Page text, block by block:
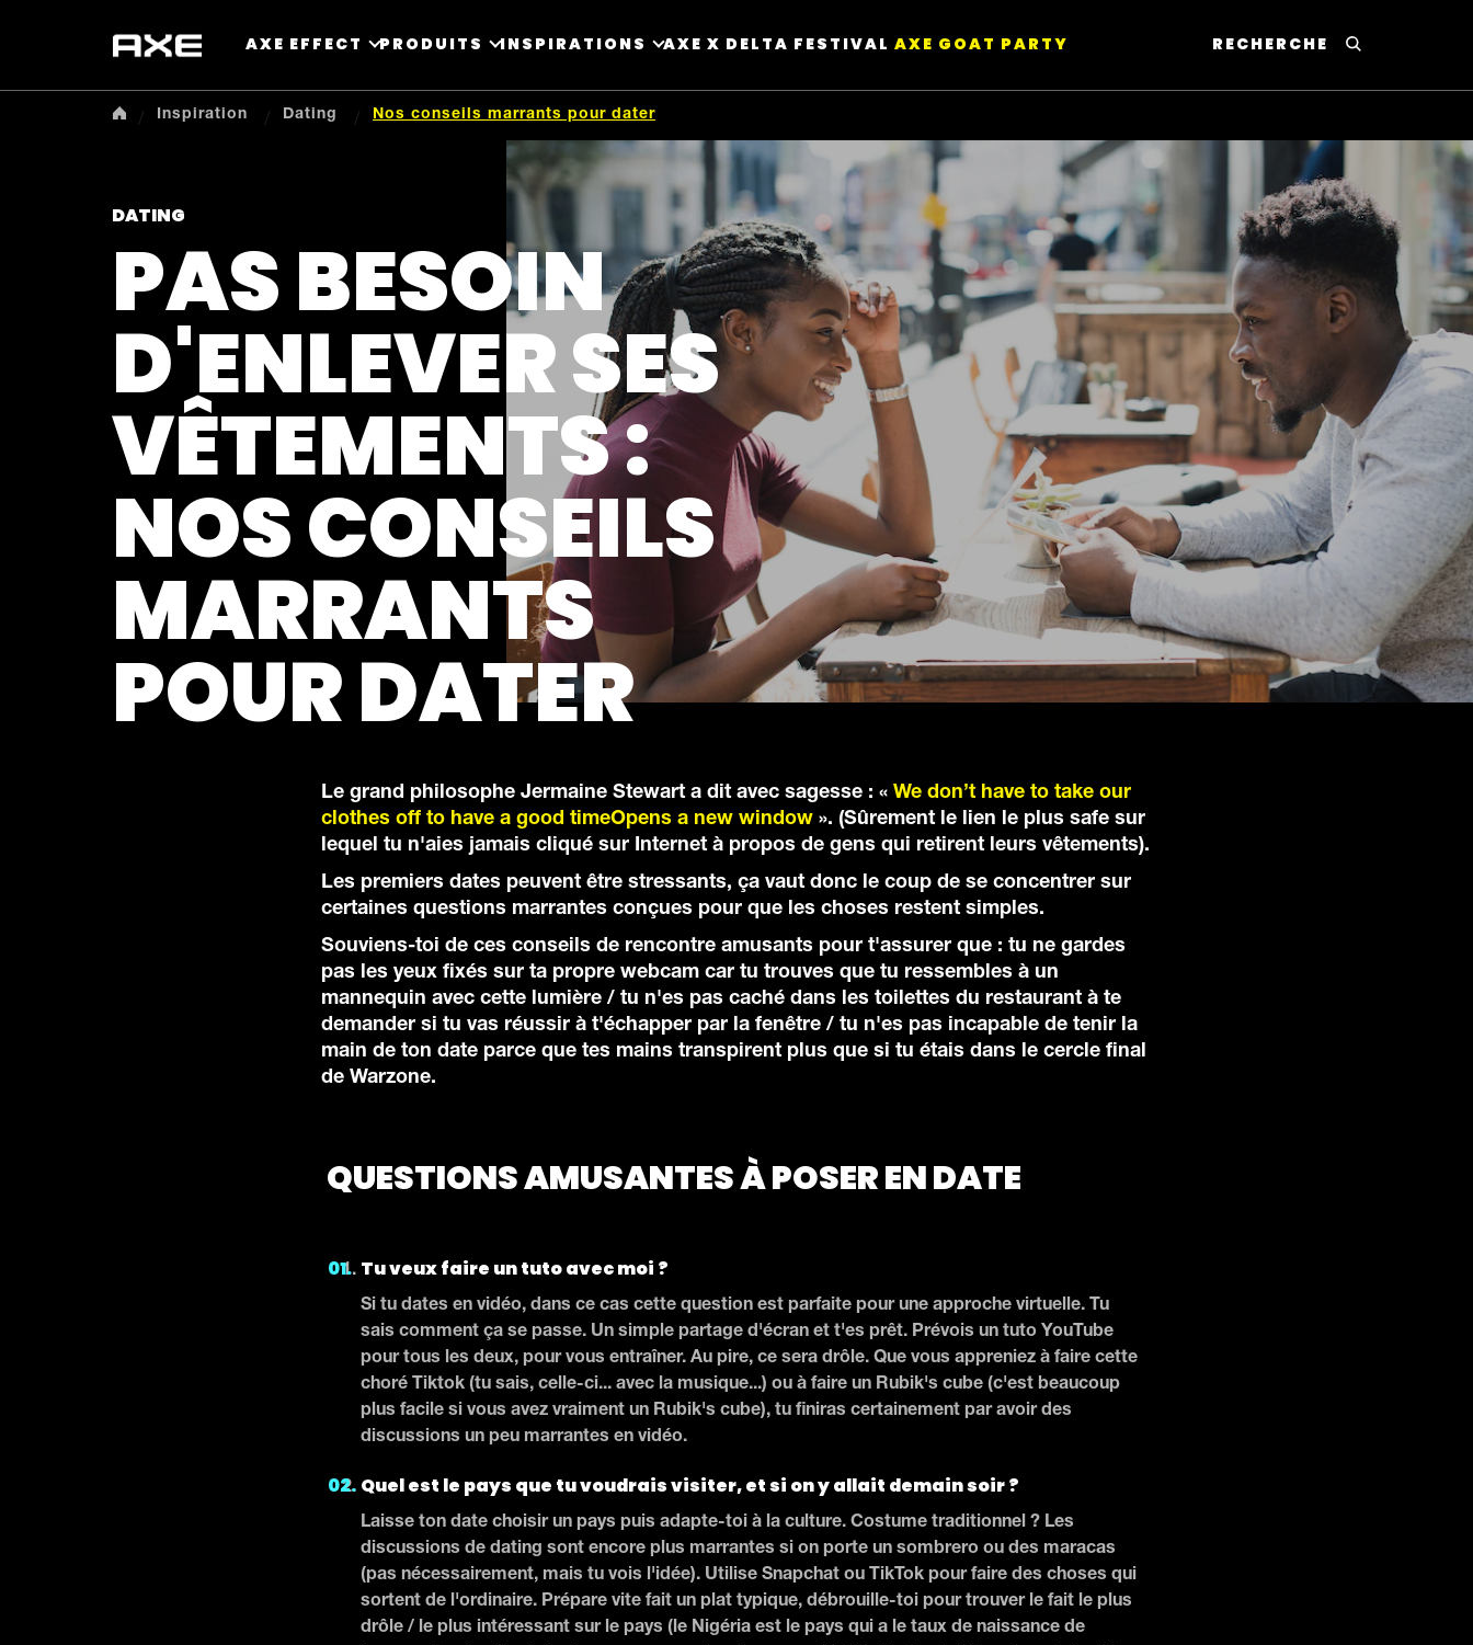
AXE EFFECT PRODUITS INSPIRATIONS AXE X DELTA FESTIVAL ​ AXE GOAT PARTY RECHERCHEThis will lead to
Inspiration Dating Nos conseils marrants pour dater
DATING
PAS BESOIN
D'ENLEVER SES
VÊTEMENTS :
NOS CONSEILS
MARRANTS
POUR DATER
Le grand philosophe Jermaine Stewart a dit avec sagesse : «We don’t have to take our
clothes off to have a good timeOpens a new window ». (Sûrement le lien le plus safe sur
lequel tu n'aies jamais cliqué sur Internet à propos de gens qui retirent leurs vêtements).
Les premiers dates peuvent être stressants, ça vaut donc le coup de se concentrer sur
certaines questions marrantes conçues pour que les choses restent simples.
Souviens-toi de ces conseils de rencontre amusants pour t'assurer que : tu ne gardes
pas les yeux fixés sur ta propre webcam car tu trouves que tu ressembles à un
mannequin avec cette lumière / tu n'es pas caché dans les toilettes du restaurant à te
demander si tu vas réussir à t'échapper par la fenêtre / tu n'es pas incapable de tenir la
main de ton date parce que tes mains transpirent plus que si tu étais dans le cercle final
de Warzone.
QUESTIONS AMUSANTES À POSER EN DATE
Tu veux faire un tuto avec moi ?
Si tu dates en vidéo, dans ce cas cette question est parfaite pour une approche virtuelle. Tu
sais comment ça se passe. Un simple partage d'écran et t'es prêt. Prévois un tuto YouTube
pour tous les deux, pour vous entraîner. Au pire, ce sera drôle. Que vous appreniez à faire cette
choré Tiktok (tu sais, celle-ci... avec la musique...) ou à faire un Rubik's cube (c'est beaucoup
plus facile si vous avez vraiment un Rubik's cube), tu finiras certainement par avoir des
discussions un peu marrantes en vidéo.
Quel est le pays que tu voudrais visiter, et si on y allait demain soir ?
Laisse ton date choisir un pays puis adapte-toi à la culture. Costume traditionnel ? Les
discussions de dating sont encore plus marrantes si on porte un sombrero ou des maracas
(pas nécessairement, mais tu vois l'idée). Utilise Snapchat ou TikTok pour faire des choses qui
sortent de l'ordinaire. Prépare vite fait un plat typique, débrouille-toi pour trouver le fait le plus
drôle / le plus intéressant sur le pays (le Nigéria est le pays qui a le taux de naissance de